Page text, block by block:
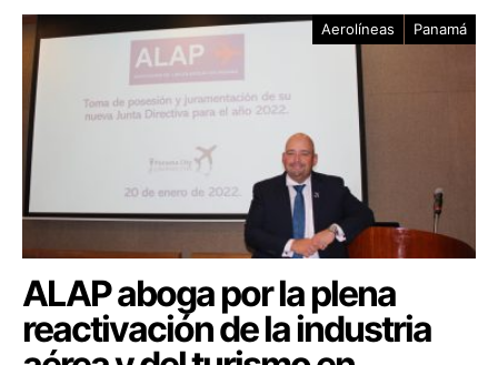
Aerolíneas Panamá
ALAP aboga por la plena
reactivación de la industria